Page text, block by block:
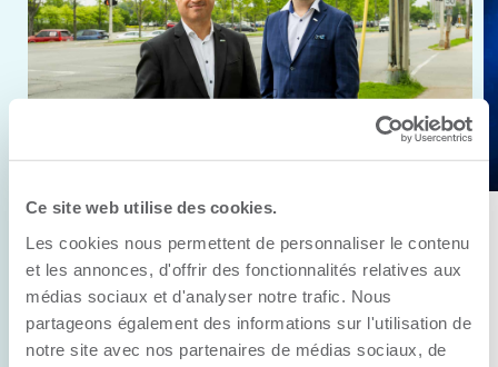
Ce site web utilise des cookies.
Les cookies nous permettent de personnaliser le contenu
et les annonces, d'offrir des fonctionnalités relatives aux
médias sociaux et d'analyser notre trafic. Nous
partageons également des informations sur l'utilisation de
notre site avec nos partenaires de médias sociaux, de
Anick Métivier devient le nouveau
président de la CCI3R
C’est lors de son assemblée générale annuelle